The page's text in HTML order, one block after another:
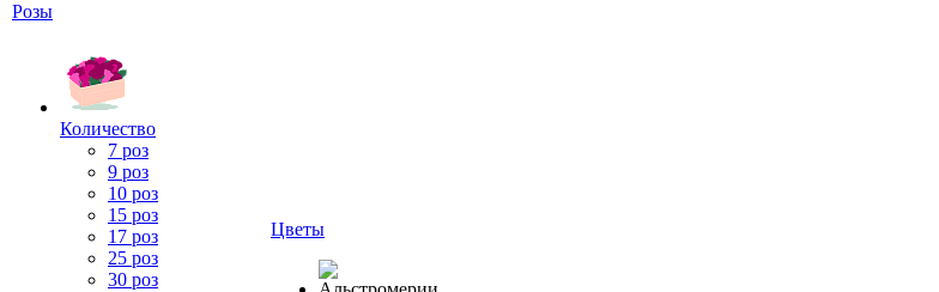
Розы
Количество
7 роз
9 роз
10 роз
15 роз
17 роз
25 роз
30 роз
Цветы